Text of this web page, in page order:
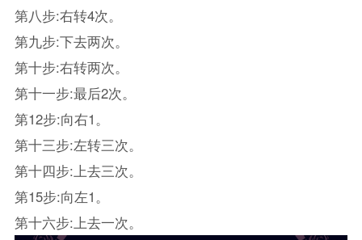
第八步:右转4次。
第九步:下去两次。
第十步:右转两次。
第十一步:最后2次。
第12步:向右1。
第十三步:左转三次。
第十四步:上去三次。
第15步:向左1。
第十六步:上去一次。